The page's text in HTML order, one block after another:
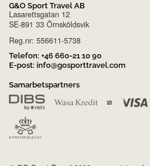
G&O Sport Travel AB
Lasarettsgatan 12
SE-891 33 Örnsköldsvik
Reg.nr: 556611-5738
Telefon: +46 660-21 10 90
E-post: info@gosporttravel.com
Samarbetspartners